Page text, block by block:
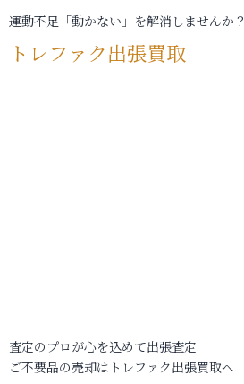
運動不足「動かない」を解消しませんか？
トレファク出張買取
査定のプロが心を込めて出張査定
ご不要品の売却はトレファク出張買取へ